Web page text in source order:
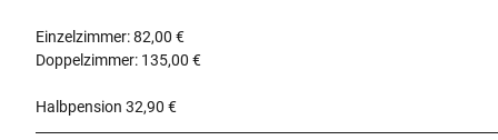
Einzelzimmer: 82,00 €
Doppelzimmer: 135,00 €
Halbpension 32,90 €